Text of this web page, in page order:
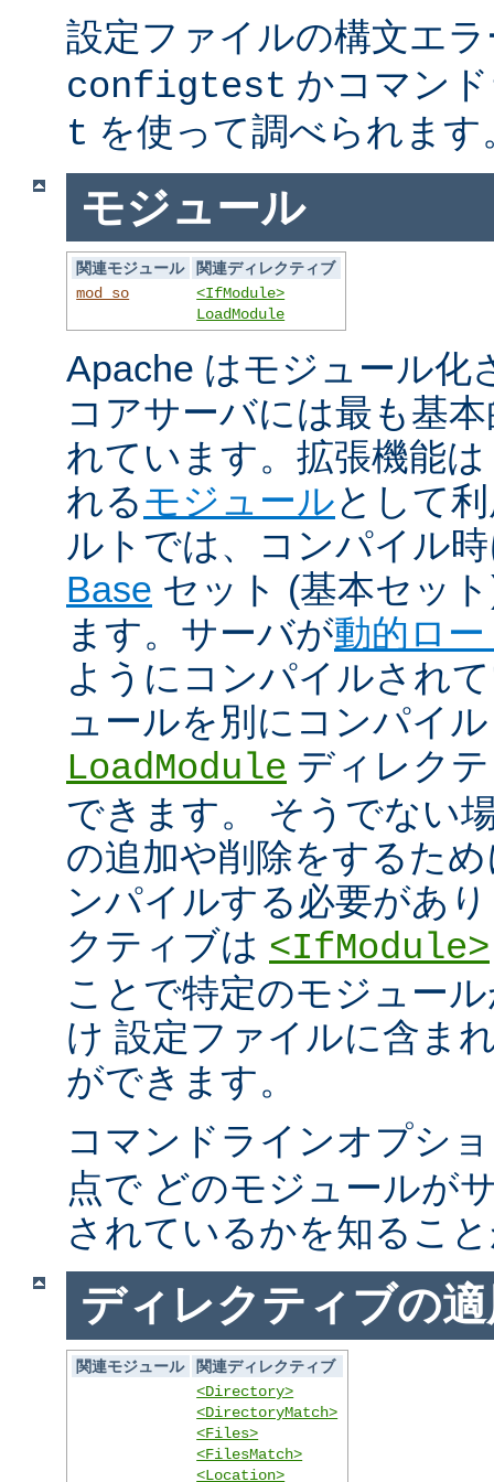
設定ファイルの構文エ
configtest かコマン
t を使って調べられます
モジュール
関連モジュール
関連ディレクティブ
mod_so
<IfModule>
LoadModule
Apache はモジュール化
コアサーバには最も基
れています。拡張機能
れるモジュールとして
ルトでは、コンパイル
Base セット (基本セッ
ます。サーバが動的ロ
ようにコンパイルされ
ュールを別にコンパイ
LoadModule ディレク
できます。 そうでない
の追加や削除をするた
ンパイルする必要があ
クティブは <IfModule>
ことで特定のモジュー
け 設定ファイルに含ま
ができます。
コマンドラインオプシ
点で どのモジュールが
されているかを知るこ
ディレクティブの
関連モジュール
関連ディレクティブ
<Directory>
<DirectoryMatch>
<Files>
<FilesMatch>
<Location>